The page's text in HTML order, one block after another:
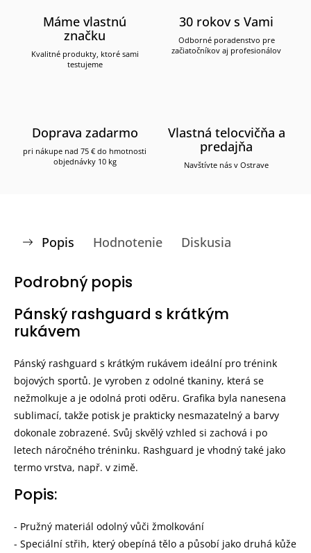
Máme vlastnú
značku
Kvalitné produkty, ktoré sami
testujeme
30 rokov s Vami
Odborné poradenstvo pre
začiatočníkov aj profesionálov
Doprava zadarmo
pri nákupe nad 75 € do hmotnosti
objednávky 10 kg
Vlastná telocvičňa a
predajňa
Navštívte nás v Ostrave
Popis Hodnotenie Diskusia
Podrobný popis
Pánský rashguard s krátkým
rukávem
Pánský rashguard s krátkým rukávem ideální pro trénink
bojových sportů. Je vyroben z odolné tkaniny, která se
nežmolkuje a je odolná proti oděru. Grafika byla nanesena
sublimací, takže potisk je prakticky nesmazatelný a barvy
dokonale zobrazené. Svůj skvělý vzhled si zachová i po
letech náročného tréninku. Rashguard je vhodný také jako
termo vrstva, např. v zimě.
Popis:
- Pružný materiál odolný vůči žmolkování
- Speciální střih, který obepíná tělo a působí jako druhá kůže